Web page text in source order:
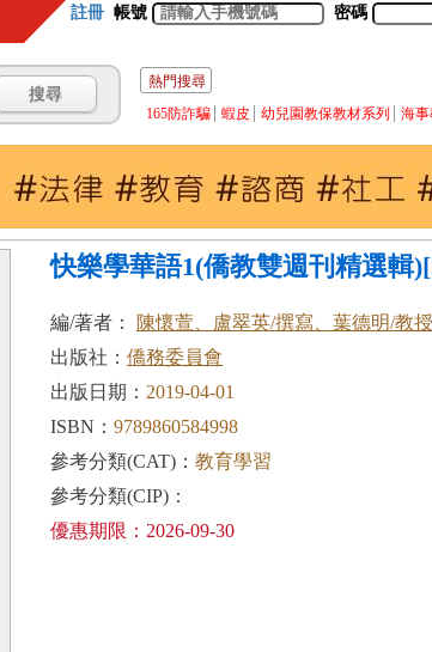
註冊 帳號 密碼
熱門搜尋
165防詐騙
蝦皮 幼兒園教保教材系列 海
快樂學華語1(僑教雙週刊精選輯
編/著者：
陳懷萱、盧翠英/撰寫、葉德明/教
出版社： 僑務委員會
出版日期： 2019-04-01
ISBN： 9789860584998
參考分類(CAT)： 教育學習
參考分類(CIP)：
優惠期限：2026-09-30